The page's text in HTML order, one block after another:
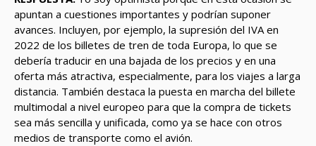
apuntan a cuestiones importantes y podrían suponer
avances. Incluyen, por ejemplo, la supresión del IVA en
2022 de los billetes de tren de toda Europa, lo que se
debería traducir en una bajada de los precios y en una
oferta más atractiva, especialmente, para los viajes a larga
distancia. También destaca la puesta en marcha del billete
multimodal a nivel europeo para que la compra de tickets
sea más sencilla y unificada, como ya se hace con otros
medios de transporte como el avión.